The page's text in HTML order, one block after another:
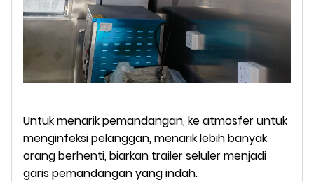
Untuk menarik pemandangan, ke atmosfer untuk
menginfeksi pelanggan, menarik lebih banyak
orang berhenti, biarkan trailer seluler menjadi
garis pemandangan yang indah.